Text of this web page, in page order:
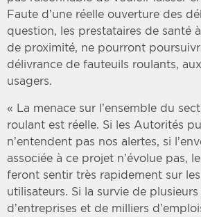
Faute d’une réelle ouverture des
question, les prestataires de santé
de proximité, ne pourront
délivrance de fauteuils roulants,
usagers.
« La menace sur l’ensemble du
roulant est réelle. Si les Autorités
n’entendent pas nos alertes, si
associée à ce projet n’évolue pas,
feront sentir très rapidement sur
utilisateurs. Si la survie de
d’entreprises et de milliers